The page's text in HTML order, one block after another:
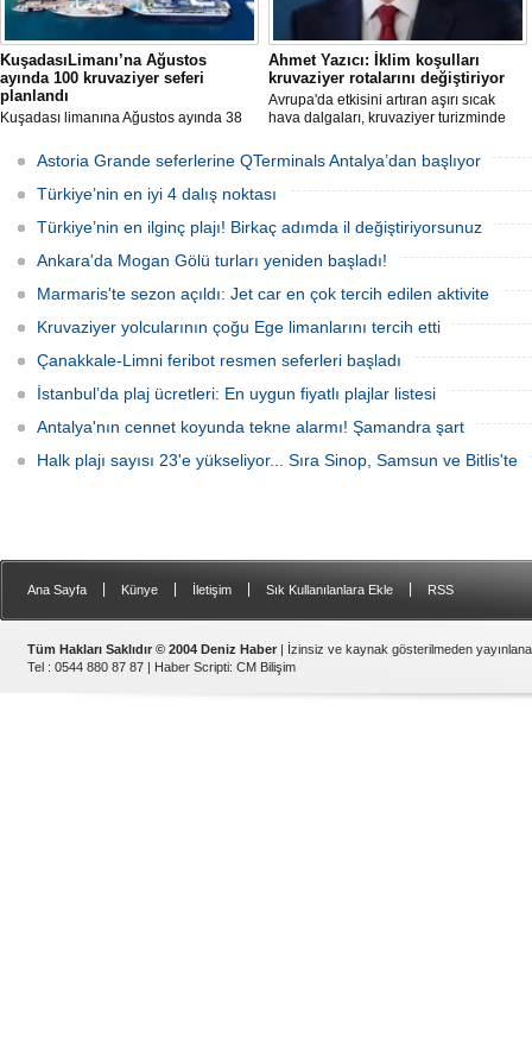
KuşadasıLimanı’na Ağustos
ayında 100 kruvaziyer seferi
planlandı
Kuşadası limanına Ağustos ayında 38
uğrayacak. En yoğun günün 28 Ağustos
olduğu açıklandı.
Ahmet Yazıcı: İklim koşulları
kruvaziyer rotalarını değiştiriyor
Avrupa'da etkisini artıran aşırı sıcak
hava dalgaları, kruvaziyer turizminde
Norveç Fiyortları, İzlanda ve Kuzey
Avrupa rotalarına ilgi artarken, deneyim
odaklı seyahat anlayışı sektörün yeni
Astoria Grande seferlerine QTerminals Antalya’dan başlıyor
Türkiye’nin en iyi 4 dalış noktası
Türkiye’nin en ilginç plajı! Birkaç adımda il değiştiriyorsunuz
Ankara'da Mogan Gölü turları yeniden başladı!
Marmaris'te sezon açıldı: Jet car en çok tercih edilen aktivite
Kruvaziyer yolcularının çoğu Ege limanlarını tercih etti
Çanakkale-Limni feribot resmen seferleri başladı
İstanbul’da plaj ücretleri: En uygun fiyatlı plajlar listesi
Antalya'nın cennet koyunda tekne alarmı! Şamandra şart
Halk plajı sayısı 23'e yükseliyor... Sıra Sinop, Samsun ve Bitlis'te
Ana Sayfa Künye İletişim Sık Kullanılanlara Ekle RSS
Tüm Hakları Saklıdır © 2004 Deniz Haber | İzinsiz ve kaynak gösterilmeden
Tel : 0544 880 87 87 | Haber Scripti: CM Bilişim